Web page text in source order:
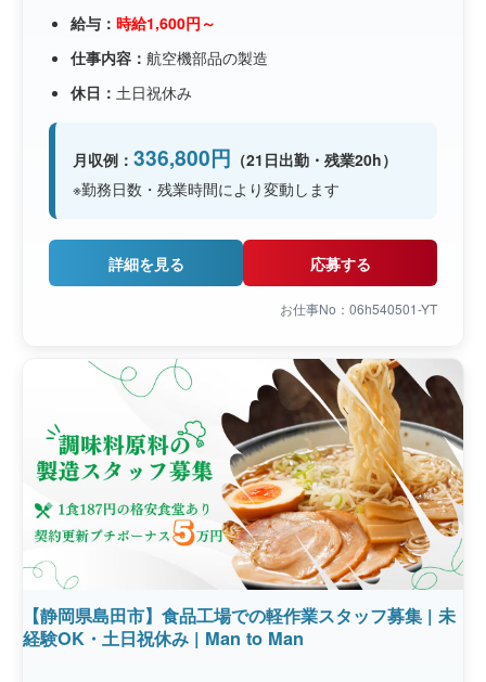
給与： 時給1,600円～
仕事内容： 航空機部品の製造
休日： 土日祝休み
月収例： 336,800円 （21日出勤・残業20h）
※勤務日数・残業時間により変動します
詳細を見る 応募する
お仕事No：06h540501-YT
【静岡県島田市】食品工場での軽作業スタッフ募集 | 未
経験OK・土日祝休み | Man to Man